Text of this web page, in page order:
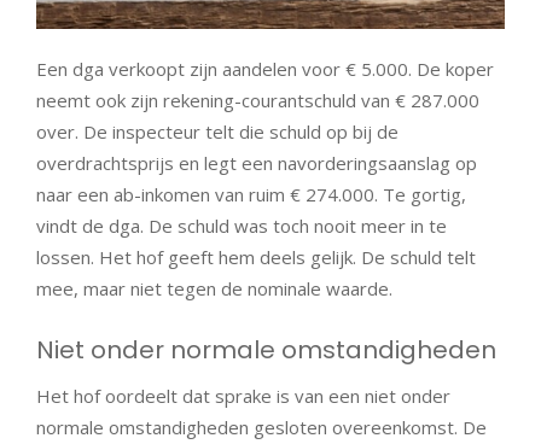
Een dga verkoopt zijn aandelen voor € 5.000. De koper
neemt ook zijn rekening-courantschuld van € 287.000
over. De inspecteur telt die schuld op bij de
overdrachtsprijs en legt een navorderingsaanslag op
naar een ab-inkomen van ruim € 274.000. Te gortig,
vindt de dga. De schuld was toch nooit meer in te
lossen. Het hof geeft hem deels gelijk. De schuld telt
mee, maar niet tegen de nominale waarde.
Niet onder normale omstandigheden
Het hof oordeelt dat sprake is van een niet onder
normale omstandigheden gesloten overeenkomst. De